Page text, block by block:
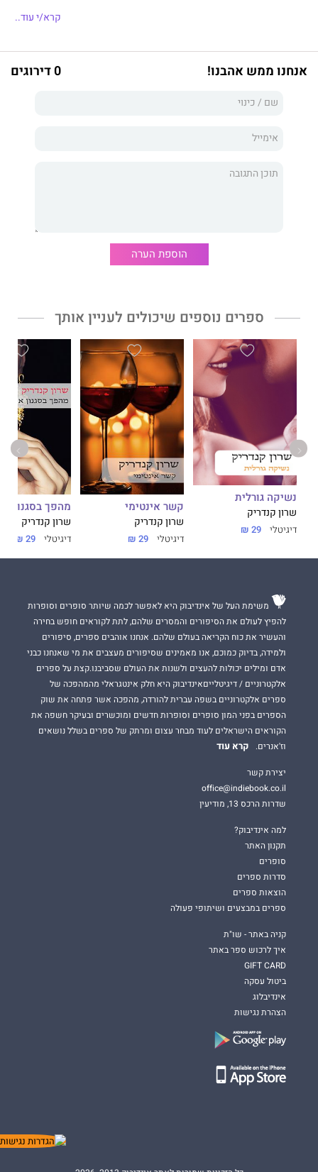
שהנו: לא רק שהוא חזק , אלא שהוא אף חכם ובעל ממון רב! ולמרות
יכולה לעזוב אותו.
קרא/י עוד..
אנחנו ממש אהבנו! 0 דירוגים
הוספת הערה
ספרים נוספים שיכולים לעניין אותך
נשיקה גורלית
שרון קנדריק
דיגיטלי 29 ₪
קשר אינטימי
שרון קנדריק
דיגיטלי 29 ₪
מהפך בסגנון
שרון קנדריק
דיגיטלי 29 ₪
משימת העל של אינדיבוק היא לאפשר לכמה שיותר סופרים וסופרות
להפיץ לעולם את הסיפורים והמסרים שלהם, לתת לקוראים חופש בחירה
והעשיר את כוח הקריאה בעולם שלהם. אנחנו אוהבים ספרים, סיפורים
ולמידה, בדיוק כמוכם, אנו מאמינים שסיפורים מעצבים את מי שאנחנו כבני
אדם ומילים יכולות להעצים ולשנות את העולם שסביבנו.קצת על ספרים
אלקטרוניים / דיגיטלייםאינדיבוק היא חלק אינטגראלי מהמהפכה של
ספרים אלקטרוניים בשפה עברית להורדה, מהפכה אשר פתחה את שוק
הספרים בפני המון סופרים וסופרות חדשים ומוכשרים ובעיקר חשפה את
הקוראים הישראלים לעוד מבחר עצום ומרתק של ספרים בשלל נושאים
וז'אנרים.
קרא עוד
יצירת קשר
office@indiebook.co.il
שדרות הרכס 13, מודיעין
למה אינדיבוק?
תקנון האתר
סופרים
סדרות ספרים
הוצאות ספרים
ספרים במבצעים ושיתופי פעולה
קניה באתר - שו"ת
איך לרכוש ספר באתר
GIFT CARD
ביטול עסקה
אינדיבלוג
הצהרת נגישות